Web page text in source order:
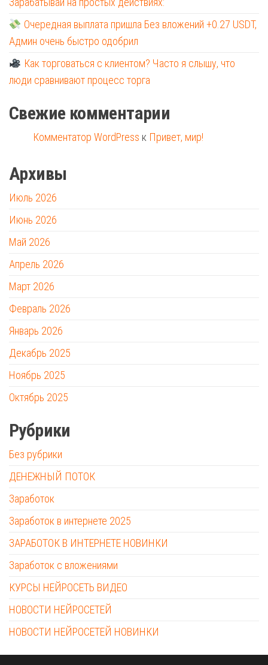
Очередная выплата пришла Без вложений +0.27 USDT,
Админ очень быстро одобрил
Как торговаться с клиентом? Часто я слышу, что
люди сравнивают процесс торга
Свежие комментарии
Комментатор WordPress к Привет, мир!
Архивы
Июль 2026
Июнь 2026
Май 2026
Апрель 2026
Март 2026
Февраль 2026
Январь 2026
Декабрь 2025
Ноябрь 2025
Октябрь 2025
Рубрики
Без рубрики
ДЕНЕЖНЫЙ ПОТОК
Заработок
Заработок в интернете 2025
ЗАРАБОТОК В ИНТЕРНЕТЕ НОВИНКИ
Заработок с вложениями
КУРСЫ НЕЙРОСЕТЬ ВИДЕО
НОВОСТИ НЕЙРОСЕТЕЙ
НОВОСТИ НЕЙРОСЕТЕЙ НОВИНКИ